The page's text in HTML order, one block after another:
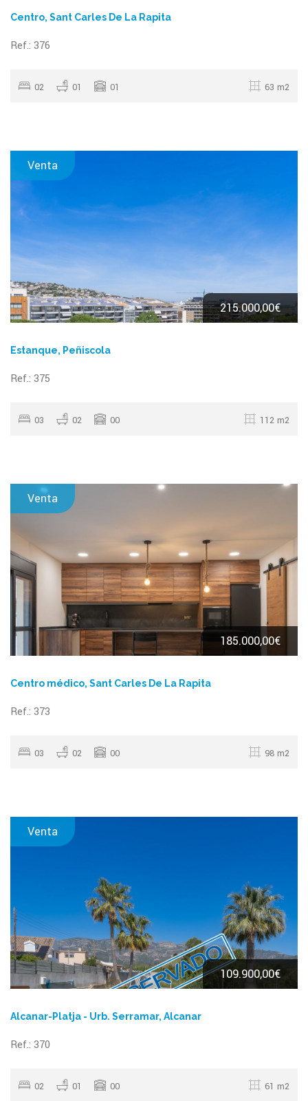
Centro, Sant Carles De La Rapita
Ref.: 376
02 01 01 63 m2
Venta
215.000,00€
Estanque, Peñiscola
Ref.: 375
03 02 00 112 m2
Venta
185.000,00€
Centro médico, Sant Carles De La Rapita
Ref.: 373
03 02 00 98 m2
Venta
109.900,00€
Alcanar-Platja - Urb. Serramar, Alcanar
Ref.: 370
02 01 00 61 m2